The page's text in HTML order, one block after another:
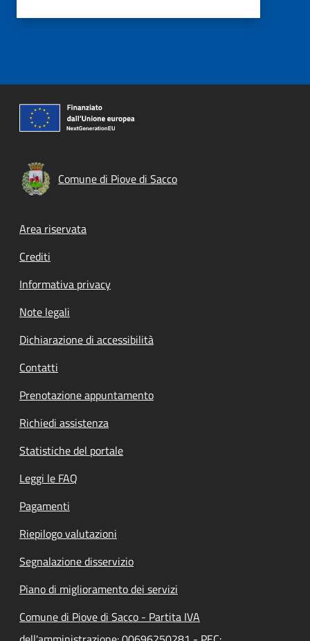
Comune di Piove di Sacco
Footer menu
Area riservata
Crediti
Informativa privacy
Note legali
Dichiarazione di accessibilità
Contatti
Prenotazione appuntamento
Richiedi assistenza
Statistiche del portale
Leggi le FAQ
Pagamenti
Riepilogo valutazioni
Segnalazione disservizio
Piano di miglioramento dei servizi
Comune di Piove di Sacco - Partita IVA